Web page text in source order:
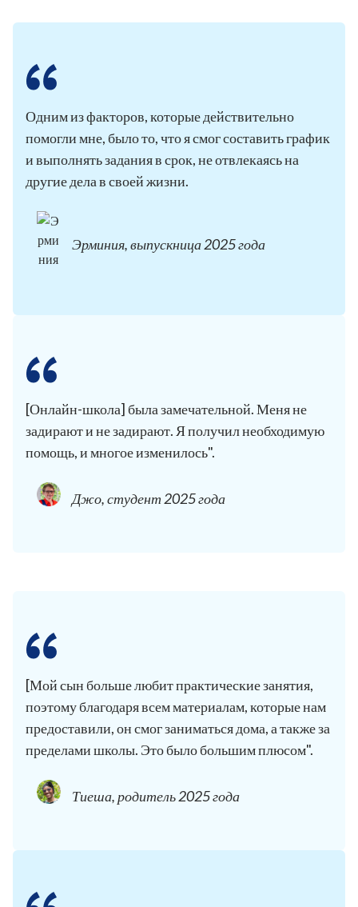
Одним из факторов, которые действительно
помогли мне, было то, что я смог составить график
и выполнять задания в срок, не отвлекаясь на
другие дела в своей жизни.
Эрминия, выпускница 2025 года
[Онлайн-школа] была замечательной. Меня не
задирают и не задирают. Я получил необходимую
помощь, и многое изменилось".
Джо, студент 2025 года
[Мой сын больше любит практические занятия,
поэтому благодаря всем материалам, которые нам
предоставили, он смог заниматься дома, а также за
пределами школы. Это было большим плюсом".
Тиеша, родитель 2025 года